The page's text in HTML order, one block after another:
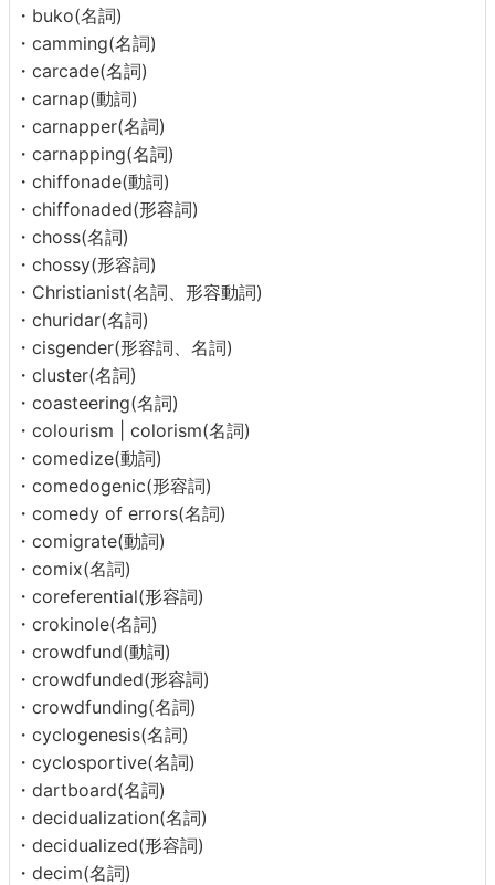
・buko(名詞)
・camming(名詞)
・carcade(名詞)
・carnap(動詞)
・carnapper(名詞)
・carnapping(名詞)
・chiffonade(動詞)
・chiffonaded(形容詞)
・choss(名詞)
・chossy(形容詞)
・Christianist(名詞、形容動詞)
・churidar(名詞)
・cisgender(形容詞、名詞)
・cluster(名詞)
・coasteering(名詞)
・colourism | colorism(名詞)
・comedize(動詞)
・comedogenic(形容詞)
・comedy of errors(名詞)
・comigrate(動詞)
・comix(名詞)
・coreferential(形容詞)
・crokinole(名詞)
・crowdfund(動詞)
・crowdfunded(形容詞)
・crowdfunding(名詞)
・cyclogenesis(名詞)
・cyclosportive(名詞)
・dartboard(名詞)
・decidualization(名詞)
・decidualized(形容詞)
・decim(名詞)